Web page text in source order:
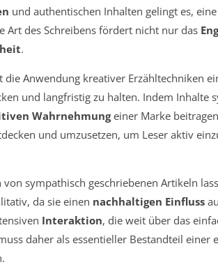
und authentischen Inhalten gelingt es,
Art des Schreibens fördert nicht nur das
.
die Anwendung kreativer Erzähltechniken
und langfristig zu halten. Indem Inhalte
Wahrnehmungeiner Marke
und umzusetzen, um Leser aktiv
von sympathisch geschriebenen Artikeln
da sie einen nachhaltigen Einfluss
Interaktion, die weit über das
daher als essentieller Bestandteil